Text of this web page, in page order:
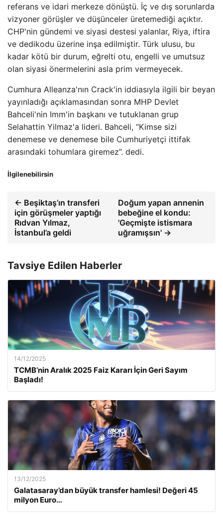
referans ve idari merkeze dönüştü. İç ve dış sorunlarda
vizyoner görüşler ve düşünceler üretemediği açıktır.
CHP'nin gündemi ve siyasi destesi yalanlar, Riya, iftira
ve dedikodu üzerine inşa edilmiştir. Türk ulusu, bu
kadar kötü bir durum, eğrelti otu, engelli ve umutsuz
olan siyasi önermelerini asla prim vermeyecek.
Cumhura Alleanza'nın Crack'in iddiasıyla ilgili bir beyan
yayınladığı açıklamasından sonra MHP Devlet
Bahceli'nin Imm'in başkanı ve tutuklanan grup
Selahattin Yilmaz'a lideri. Bahceli, “Kimse sizi
denemese ve denemese bile Cumhuriyetçi ittifak
arasındaki tohumlara giremez”. dedi.
İlgilenebilirsin
← Beşiktaş’ın transferi
için görüşmeler yaptığı
Rıdvan Yılmaz,
İstanbul’a geldi
Doğum yapan annenin
bebeğine el kondu:
'Geçmişte istismara
uğramışsın' →
Tavsiye Edilen Haberler
14/12/2025
TCMB’nin Aralık 2025 Faiz Kararı İçin Geri Sayım
Başladı!
13/12/2025
Galatasaray’dan büyük transfer hamlesi! Değeri 45
milyon Euro…